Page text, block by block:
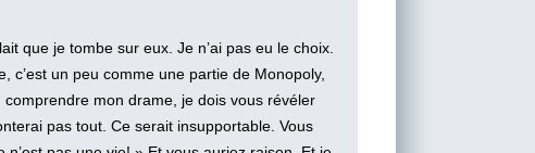
que je tombe sur eux. Je n’ai pas eu le choix.
c’est un peu comme une partie de Monopoly,
mon drame, je dois vous révéler
pas tout. Ce serait insupportable. Vous